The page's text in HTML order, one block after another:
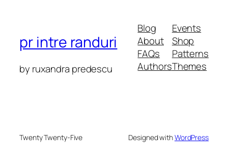
pr intre randuri
by ruxandra predescu
Blog
About
FAQs
Authors
Events
Shop
Patterns
Themes
Twenty Twenty-Five Designed withWordPress